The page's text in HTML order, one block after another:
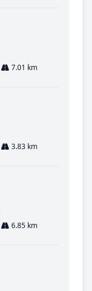
7.01 km
3.83 km
6.85 km